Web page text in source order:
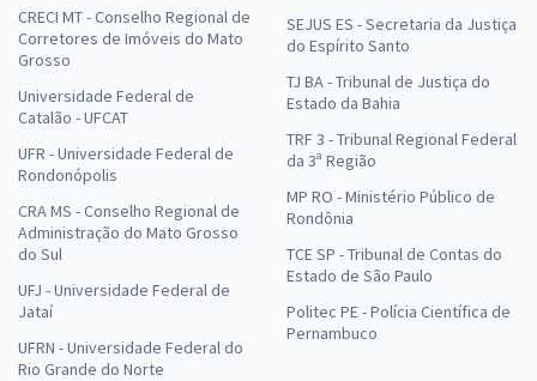
CRECI MT - Conselho Regional de
Corretores de Imóveis do Mato
Grosso
Universidade Federal de
Catalão - UFCAT
UFR - Universidade Federal de
Rondonópolis
CRA MS - Conselho Regional de
Administração do Mato Grosso
do Sul
UFJ - Universidade Federal de
Jataí
UFRN - Universidade Federal do
Rio Grande do Norte
SEJUS ES - Secretaria da Justiça
do Espírito Santo
TJ BA - Tribunal de Justiça do
Estado da Bahia
TRF 3 - Tribunal Regional Federal
da 3ª Região
MP RO - Ministério Público de
Rondônia
TCE SP - Tribunal de Contas do
Estado de São Paulo
Politec PE - Polícia Científica de
Pernambuco